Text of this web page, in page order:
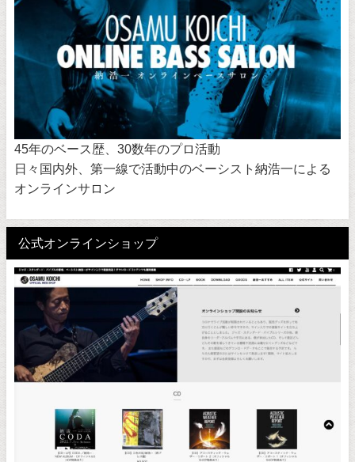
45年のベース歴、30数年のプロ活動
日々国内外、第一線で活動中のベーシスト納浩一による
オンラインサロン
公式オンラインショップ